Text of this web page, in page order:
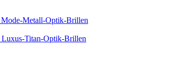
Mode-Metall-Optik-Brillen
Luxus-Titan-Optik-Brillen